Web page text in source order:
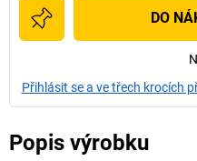
DO
Přihlásit se a ve třech krocích
Popis výrobku